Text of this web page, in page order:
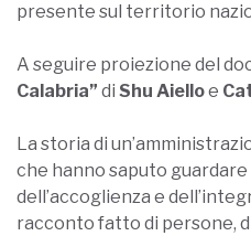
presente sul territorio
A seguire proiezione del
Calabria” di Shu Aielloe
La storia di
che hanno saputo
dell’accoglienza e
racconto fatto di persone,